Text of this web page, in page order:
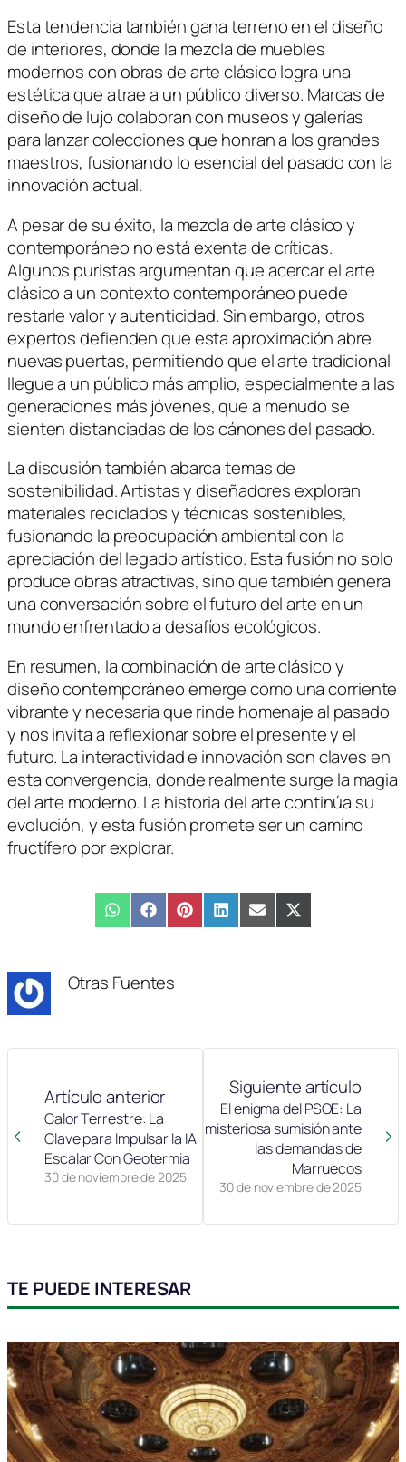
Esta tendencia también gana terreno en el diseño
de interiores, donde la mezcla de muebles
modernos con obras de arte clásico logra una
estética que atrae a un público diverso. Marcas de
diseño de lujo colaboran con museos y galerías
para lanzar colecciones que honran a los grandes
maestros, fusionando lo esencial del pasado con la
innovación actual.
A pesar de su éxito, la mezcla de arte clásico y
contemporáneo no está exenta de críticas.
Algunos puristas argumentan que acercar el arte
clásico a un contexto contemporáneo puede
restarle valor y autenticidad. Sin embargo, otros
expertos defienden que esta aproximación abre
nuevas puertas, permitiendo que el arte tradicional
llegue a un público más amplio, especialmente a las
generaciones más jóvenes, que a menudo se
sienten distanciadas de los cánones del pasado.
La discusión también abarca temas de
sostenibilidad. Artistas y diseñadores exploran
materiales reciclados y técnicas sostenibles,
fusionando la preocupación ambiental con la
apreciación del legado artístico. Esta fusión no solo
produce obras atractivas, sino que también genera
una conversación sobre el futuro del arte en un
mundo enfrentado a desafíos ecológicos.
En resumen, la combinación de arte clásico y
diseño contemporáneo emerge como una corriente
vibrante y necesaria que rinde homenaje al pasado
y nos invita a reflexionar sobre el presente y el
futuro. La interactividad e innovación son claves en
esta convergencia, donde realmente surge la magia
del arte moderno. La historia del arte continúa su
evolución, y esta fusión promete ser un camino
fructífero por explorar.
Compartir
en
WhatsAppCompartir
en
FacebookCompartir
en
PinterestCompartir
en
LinkedInCompartir
en
EmailCompartir
en
X
(Twitter)
Otras Fuentes
Artículo anterior
30 de noviembre de 2025
Calor Terrestre: La
Clave para Impulsar la IA
Escalar Con Geotermia
Siguiente artículo
30 de noviembre de 2025
El enigma del PSOE: La
misteriosa sumisión ante
las demandas de
Marruecos
TE PUEDE INTERESAR